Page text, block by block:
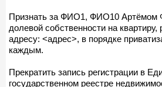
Признать за ФИО1, ФИО10 Артёмом
долевой собственности на
адресу: <адрес>, в порядке
каждым.
Прекратить запись регистрации в
государственном реестре